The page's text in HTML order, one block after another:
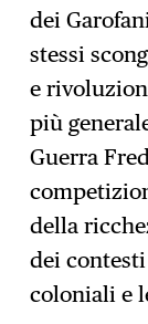
dei
stessi
e
più
Guerra
della
dei
coloniali e